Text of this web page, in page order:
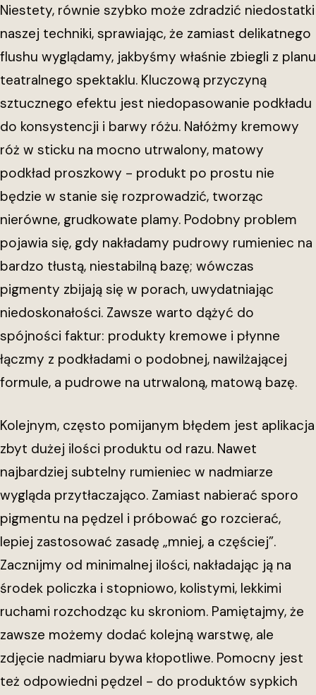
Niestety, równie szybko może zdradzić niedostatki
naszej techniki, sprawiając, że zamiast delikatnego
flushu wyglądamy, jakbyśmy właśnie zbiegli z planu
teatralnego spektaklu. Kluczową przyczyną
sztucznego efektu jest niedopasowanie podkładu
do konsystencji i barwy różu. Nałóżmy kremowy
róż w sticku na mocno utrwalony, matowy
podkład proszkowy - produkt po prostu nie
będzie w stanie się rozprowadzić, tworząc
nierówne, grudkowate plamy. Podobny problem
pojawia się, gdy nakładamy pudrowy rumieniec na
bardzo tłustą, niestabilną bazę; wówczas
pigmenty zbijają się w porach, uwydatniając
niedoskonałości. Zawsze warto dążyć do
spójności faktur: produkty kremowe i płynne
łączmy z podkładami o podobnej, nawilżającej
formule, a pudrowe na utrwaloną, matową bazę.
Kolejnym, często pomijanym błędem jest aplikacja
zbyt dużej ilości produktu od razu. Nawet
najbardziej subtelny rumieniec w nadmiarze
wygląda przytłaczająco. Zamiast nabierać sporo
pigmentu na pędzel i próbować go rozcierać,
lepiej zastosować zasadę „mniej, a częściej”.
Zacznijmy od minimalnej ilości, nakładając ją na
środek policzka i stopniowo, kolistymi, lekkimi
ruchami rozchodząc ku skroniom. Pamiętajmy, że
zawsze możemy dodać kolejną warstwę, ale
zdjęcie nadmiaru bywa kłopotliwe. Pomocny jest
też odpowiedni pędzel - do produktów sypkich